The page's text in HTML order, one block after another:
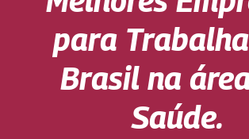
para
Brasil na
Saúde.